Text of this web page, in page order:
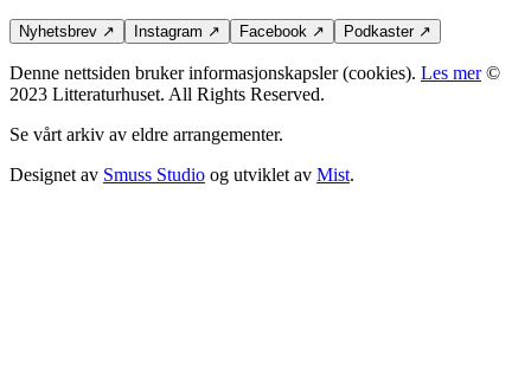
Nyhetsbrev ↗ Instagram ↗ Facebook ↗ Podkaster↗
Denne nettsiden bruker informasjonskapsler (cookies). Les mer©
2023 Litteraturhuset. All Rights Reserved.
Se vårt arkiv av eldre arrangementer.
Designet av Smuss Studio og utviklet av Mist.